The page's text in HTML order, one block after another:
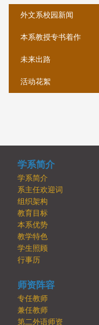
外文系校园新闻
本系教授专书着作
未来出路
活动花絮
学系简介
学系简介
系主任欢迎词
组织架构
教育目标
本系优势
教学特色
学生照顾
行事历
师资阵容
专任教师
兼任教师
第二外语师资